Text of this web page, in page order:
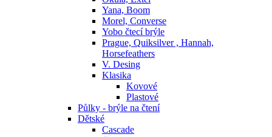
Yana, Boom
Morel, Converse
Yobo čtecí brýle
Prague, Quiksilver , Hannah,
Horsefeathers
V. Desing
Klasika
Kovové
Plastové
Půlky - brýle na čtení
Dětské
Cascade